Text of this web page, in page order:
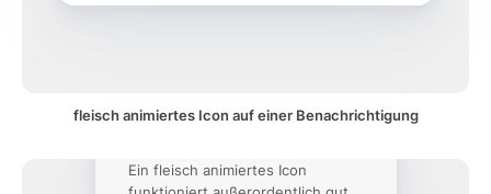
fleisch animiertes Icon auf einer Benachrichtigung
Ein fleisch animiertes Icon